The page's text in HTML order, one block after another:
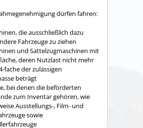
dürfen fahren:
die ausschließlich dazu
Fahrzeuge zu ziehen
und Sattelzugmaschinen mit
deren Nutzlast nicht mehr
fache der zulässigen
beträgt
bei denen die beförderten
zum Inventar gehören, wie
Ausstellungs-, Film- und
sowie